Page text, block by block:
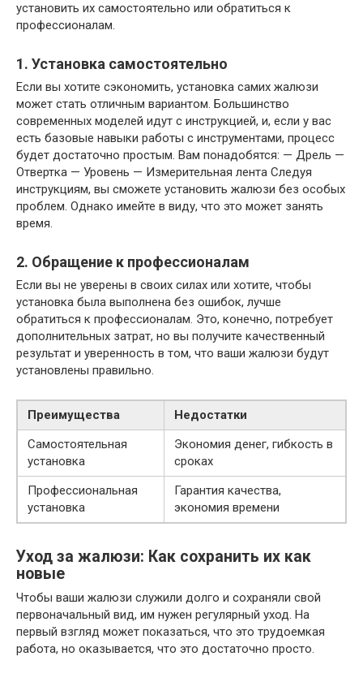
установить их самостоятельно или обратиться к
профессионалам.
1. Установка самостоятельно
Если вы хотите сэкономить, установка самих жалюзи
может стать отличным вариантом. Большинство
современных моделей идут с инструкцией, и, если у вас
есть базовые навыки работы с инструментами, процесс
будет достаточно простым. Вам понадобятся: — Дрель —
Отвертка — Уровень — Измерительная лента Следуя
инструкциям, вы сможете установить жалюзи без особых
проблем. Однако имейте в виду, что это может занять
время.
2. Обращение к профессионалам
Если вы не уверены в своих силах или хотите, чтобы
установка была выполнена без ошибок, лучше
обратиться к профессионалам. Это, конечно, потребует
дополнительных затрат, но вы получите качественный
результат и уверенность в том, что ваши жалюзи будут
установлены правильно.
Преимущества
Недостатки
Самостоятельная
установка
Экономия денег, гибкость в
сроках
Профессиональная
установка
Гарантия качества,
экономия времени
Уход за жалюзи: Как сохранить их как
новые
Чтобы ваши жалюзи служили долго и сохраняли свой
первоначальный вид, им нужен регулярный уход. На
первый взгляд может показаться, что это трудоемкая
работа, но оказывается, что это достаточно просто.